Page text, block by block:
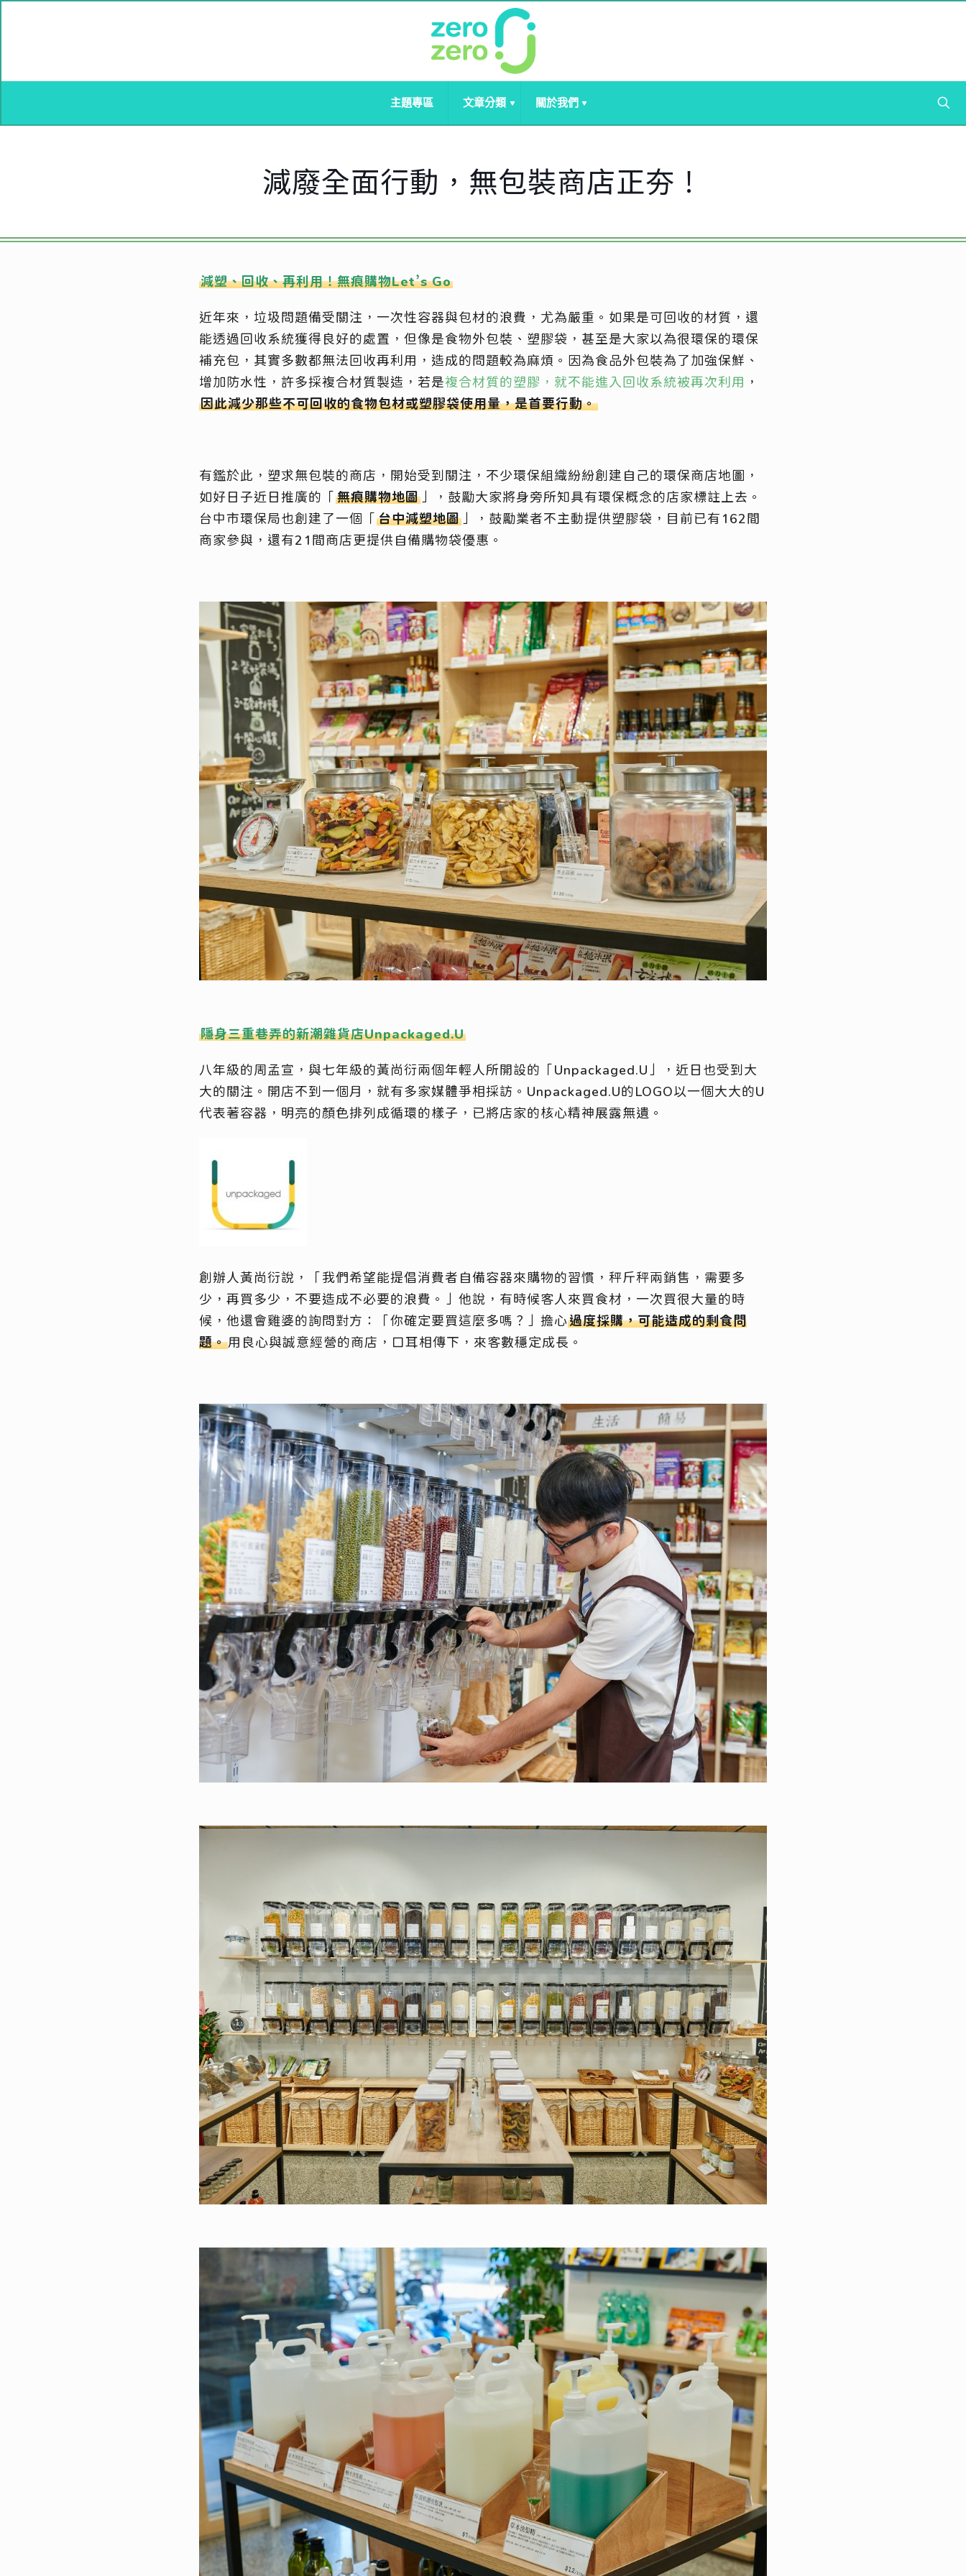
主題專區 文章分類 關於我們
減廢全面行動，無包裝商店正夯！
減塑、回收、再利用！無痕購物Let’s Go
近年來，垃圾問題備受關注，一次性容器與包材的浪費，尤為嚴重。如果是可回收的材質，還
能透過回收系統獲得良好的處置，但像是食物外包裝、塑膠袋，甚至是大家以為很環保的環保
補充包，其實多數都無法回收再利用，造成的問題較為麻煩。因為食品外包裝為了加強保鮮、
增加防水性，許多採複合材質製造，若是複合材質的塑膠，就不能進入回收系統被再次利用 ，
因此減少那些不可回收的食物包材或塑膠袋使用量，是首要行動。
有鑑於此，塑求無包裝的商店，開始受到關注，不少環保組織紛紛創建自己的環保商店地圖，
如好日子近日推廣的「 無痕購物地圖」，鼓勵大家將身旁所知具有環保概念的店家標註上去。
台中市環保局也創建了一個「 台中減塑地圖」，鼓勵業者不主動提供塑膠袋，目前已有162間
商家參與，還有21間商店更提供自備購物袋優惠。
隱身三重巷弄的新潮雜貨店Unpackaged.U
八年級的周孟宣，與七年級的黃尚衍兩個年輕人所開設的「Unpackaged.U」，近日也受到大
大的關注。開店不到一個月，就有多家媒體爭相採訪。Unpackaged.U的LOGO以一個大大的U
代表著容器，明亮的顏色排列成循環的樣子，已將店家的核心精神展露無遺。
創辦人黃尚衍說，「我們希望能提倡消費者自備容器來購物的習慣，秤斤秤兩銷售，需要多
少，再買多少，不要造成不必要的浪費。」他說，有時候客人來買食材，一次買很大量的時
候，他還會雞婆的詢問對方：「你確定要買這麼多嗎？」擔心過度採購，可能造成的剩食問
題。用良心與誠意經營的商店，口耳相傳下，來客數穩定成長。